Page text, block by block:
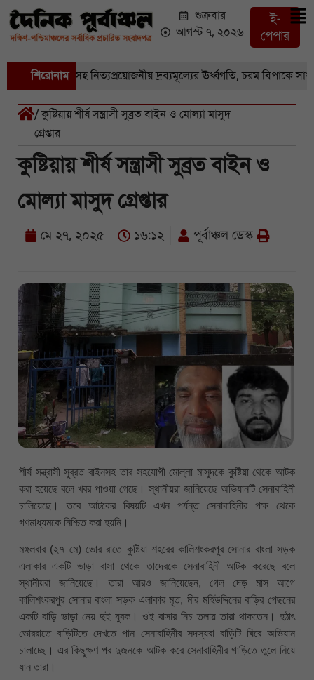
শুক্রবার
আগস্ট ৭, ২০২৬
ই-
পেপার
শিরোনাম
সবজি-সহ নিত্যপ্রয়োজনীয় দ্রব্যমূল্যের ঊর্ধ্বগতি, চরম বিপাকে সাধারণ
/ কুষ্টিয়ায় শীর্ষ সন্ত্রাসী সুব্রত বাইন ও মোল্যা মাসুদ
গ্রেপ্তার
কুষ্টিয়ায় শীর্ষ সন্ত্রাসী সুব্রত বাইন ও
মোল্যা মাসুদ গ্রেপ্তার
মে ২৭, ২০২৫ ১৬:১২ পূর্বাঞ্চল ডেস্ক
শীর্ষ সন্ত্রাসী সুব্রত বাইনসহ তার সহযোগী মোল্লা মাসুদকে কুষ্টিয়া থেকে আটক
করা হয়েছে বলে খবর পাওয়া গেছে। স্থানীয়রা জানিয়েছে অভিযানটি সেনাবাহিনী
চালিয়েছে। তবে আটকের বিষয়টি এখন পর্যন্ত সেনাবাহিনীর পক্ষ থেকে
গণমাধ্যমকে নিশ্চিত করা হয়নি।
মঙ্গলবার (২৭ মে) ভোর রাতে কুষ্টিয়া শহরের কালিশংকরপুর সোনার বাংলা সড়ক
এলাকার একটি ভাড়া বাসা থেকে তাদেরকে সেনাবাহিনী আটক করেছে বলে
স্থানীয়রা জানিয়েছে। তারা আরও জানিয়েছেন, গেল দেড় মাস আগে
কালিশংকরপুর সোনার বাংলা সড়ক এলাকার মৃত, মীর মহিউদ্দিনের বাড়ির পেছনের
একটি বাড়ি ভাড়া নেয় দুই যুবক। ওই বাসার নিচ তলায় তারা থাকতেন। হঠাৎ
ভোররাতে বাড়িটিতে দেখতে পান সেনাবাহিনীর সদস্যরা বাড়িটি ঘিরে অভিযান
চালাচ্ছে। এর কিছুক্ষণ পর দুজনকে আটক করে সেনাবাহিনীর গাড়িতে তুলে নিয়ে
যান তারা।